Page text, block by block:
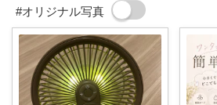
#オリジナル写真